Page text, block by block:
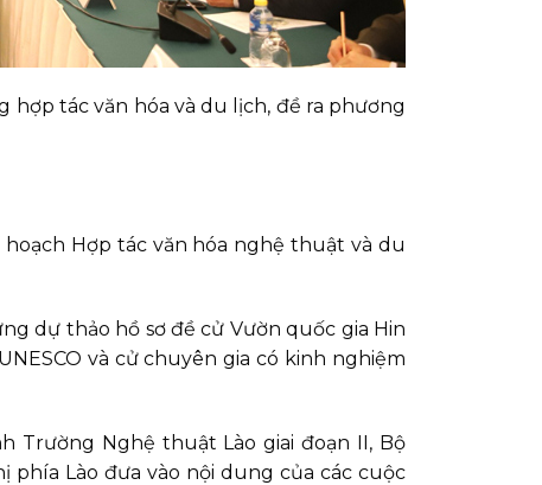
tác văn hóa và du lịch, đề ra phương
Hợp tác văn hóa nghệ thuật và du
dự thảo hồ sơ đề cử Vườn quốc gia Hin
và cử chuyên gia có kinh nghiệm
Trường Nghệ thuật Lào giai đoạn II, Bộ
Lào đưa vào nội dung của các cuộc